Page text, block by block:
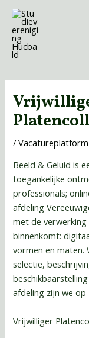
naar
inhoud
/Vacatureplatform
Beeld & Geluid is
toegankelijke
professionals;
afdeling
met de
binnenkomt:
vormen en maten.
selectie,
afdeling zijn we op
Vrijwilliger